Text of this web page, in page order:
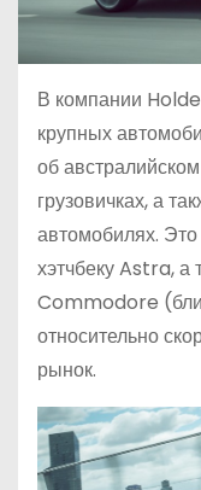
В компании
крупных
об
грузовичках, а
автомобилях.
хэтчбеку Astra, а
Commodore
относительно
рынок.